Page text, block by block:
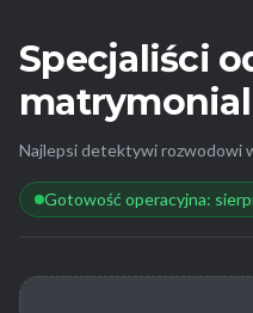
Specjaliści
Najlepsi detektywi rozwodowi
Gotowość operacyjna: